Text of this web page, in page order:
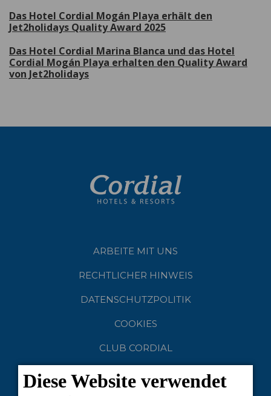
Das Hotel Cordial Mogán Playa erhält den
Jet2holidays Quality Award 2025
Das Hotel Cordial Marina Blanca und das Hotel
Cordial Mogán Playa erhalten den Quality Award
von Jet2holidays
ARBEITE MIT UNS
RECHTLICHER HINWEIS
DATENSCHUTZPOLITIK
COOKIES
CLUB CORDIAL
NACHHALTIGER TOURISMOS